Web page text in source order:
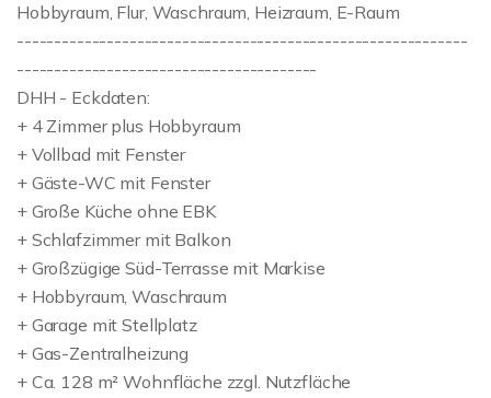
Hobbyraum, Flur, Waschraum, Heizraum, E-Raum
------------------------------------------------------------
----------------------------------------
DHH - Eckdaten:
+ 4 Zimmer plus Hobbyraum
+ Vollbad mit Fenster
+ Gäste-WC mit Fenster
+ Große Küche ohne EBK
+ Schlafzimmer mit Balkon
+ Großzügige Süd-Terrasse mit Markise
+ Hobbyraum, Waschraum
+ Garage mit Stellplatz
+ Gas-Zentralheizung
+ Ca. 128 m² Wohnfläche zzgl. Nutzfläche